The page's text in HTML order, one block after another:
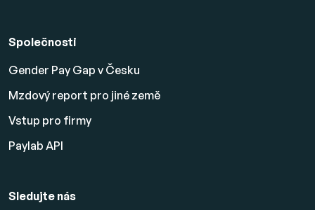
Společnosti
Gender Pay Gap v Česku
Mzdový report pro jiné země
Vstup pro firmy
Paylab API
Sledujte nás